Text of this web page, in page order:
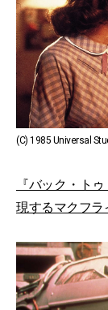
(C) 1985 Universal
『バック・ト
現するマクフ